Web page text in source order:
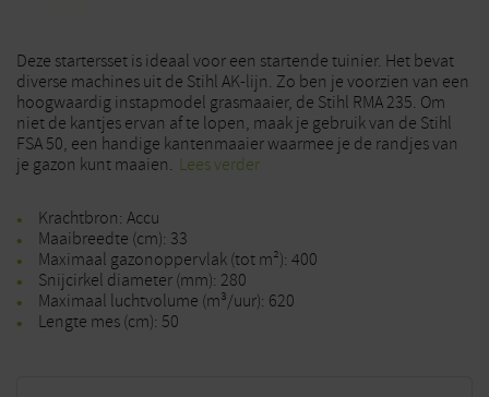
Deze startersset is ideaal voor een startende tuinier. Het bevat
diverse machines uit de Stihl AK-lijn. Zo ben je voorzien van een
hoogwaardig instapmodel grasmaaier, de Stihl RMA 235. Om
niet de kantjes ervan af te lopen, maak je gebruik van de Stihl
FSA 50, een handige kantenmaaier waarmee je de randjes van
je gazon kunt maaien. Lees verder
Krachtbron: Accu
Maaibreedte (cm): 33
Maximaal gazonoppervlak (tot m²): 400
Snijcirkel diameter (mm): 280
Maximaal luchtvolume (m³/uur): 620
Lengte mes (cm): 50